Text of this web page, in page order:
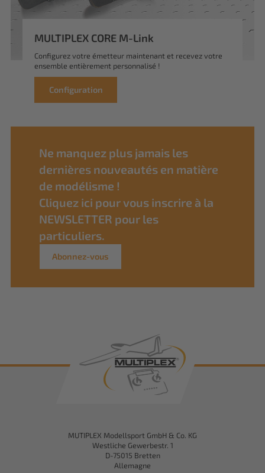
MULTIPLEX CORE M-Link
Configurez votre émetteur maintenant et recevez votre
ensemble entièrement personnalisé !
Configuration
Ne manquez plus jamais les
dernières nouveautés en matière
de modélisme !
Cliquez ici pour vous inscrire à la
NEWSLETTER pour les
particuliers.
Abonnez-vous
MUTIPLEX Modellsport GmbH & Co. KG
Westliche Gewerbestr. 1
D-75015 Bretten
Allemagne